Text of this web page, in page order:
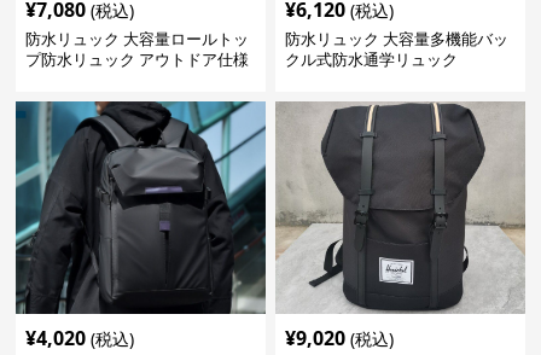
¥7,080 (税込)
防水リュック 大容量ロールトッ
プ防水リュック アウトドア仕様
¥6,120 (税込)
防水リュック 大容量多機能バッ
クル式防水通学リュック
¥4,020 (税込) ¥9,020 (税込)